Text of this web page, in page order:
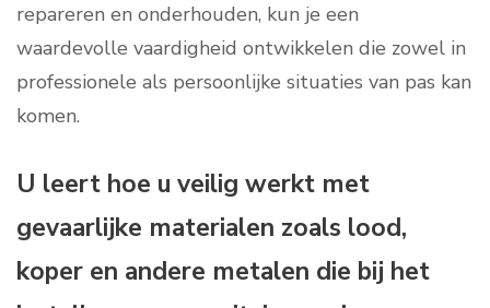
repareren en onderhouden, kun je een
waardevolle vaardigheid ontwikkelen die zowel in
professionele als persoonlijke situaties van pas kan
komen.
U leert hoe u veilig werkt met
gevaarlijke materialen zoals lood,
koper en andere metalen die bij het